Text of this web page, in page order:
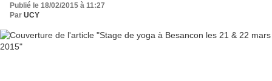
Publié le 18/02/2015 à 11:27
Par UCY